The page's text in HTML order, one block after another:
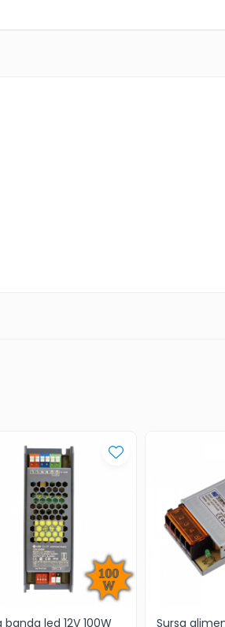
banda led 12V 100W Sursa